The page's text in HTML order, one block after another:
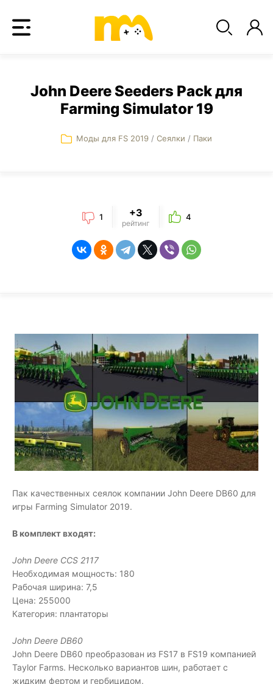
John Deere Seeders Pack для
Farming Simulator 19
Моды для FS 2019 / Сеялки / Паки
1 +3
рейтинг
4
Пак качественных сеялок компании John Deere DB60 для
игры Farming Simulator 2019.
В комплект входят:
John Deere CCS 2117
Необходимая мощность: 180
Рабочая ширина: 7,5
Цена: 255000
Категория: плантаторы
John Deere DB60
John Deere DB60 преобразован из FS17 в FS19 компанией
Taylor Farms. Несколько вариантов шин, работает с
жидким фертом и гербицидом.